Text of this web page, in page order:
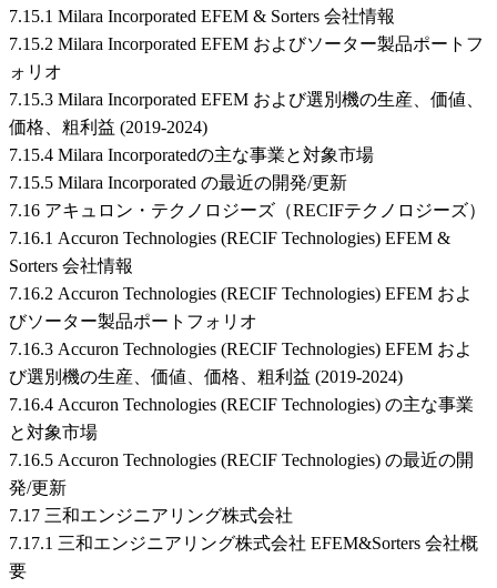
7.15.1 Milara Incorporated EFEM & Sorters 会社情報
7.15.2 Milara Incorporated EFEM およびソーター製品ポートフ
ォリオ
7.15.3 Milara Incorporated EFEM および選別機の生産、価値、
価格、粗利益 (2019-2024)
7.15.4 Milara Incorporatedの主な事業と対象市場
7.15.5 Milara Incorporated の最近の開発/更新
7.16 アキュロン・テクノロジーズ（RECIFテクノロジーズ）
7.16.1 Accuron Technologies (RECIF Technologies) EFEM &
Sorters 会社情報
7.16.2 Accuron Technologies (RECIF Technologies) EFEM およ
びソーター製品ポートフォリオ
7.16.3 Accuron Technologies (RECIF Technologies) EFEM およ
び選別機の生産、価値、価格、粗利益 (2019-2024)
7.16.4 Accuron Technologies (RECIF Technologies) の主な事業
と対象市場
7.16.5 Accuron Technologies (RECIF Technologies) の最近の開
発/更新
7.17 三和エンジニアリング株式会社
7.17.1 三和エンジニアリング株式会社 EFEM&Sorters 会社概
要